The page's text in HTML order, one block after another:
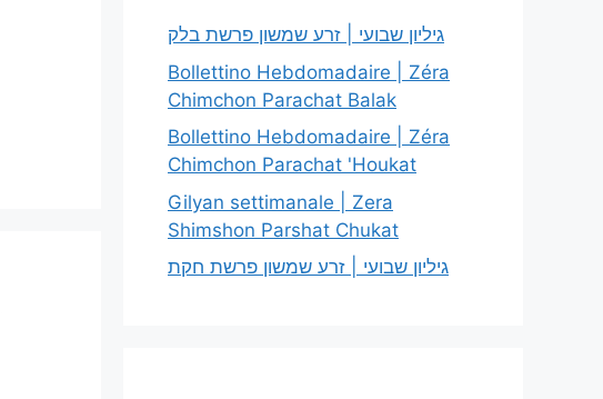
גיליון שבועי | זרע שמשון פרשת בלק
Bollettino Hebdomadaire | Zéra
Chimchon Parachat Balak
Bollettino Hebdomadaire | Zéra
Chimchon Parachat 'Houkat
Gilyan settimanale | Zera
Shimshon Parshat Chukat
גיליון שבועי | זרע שמשון פרשת חקת